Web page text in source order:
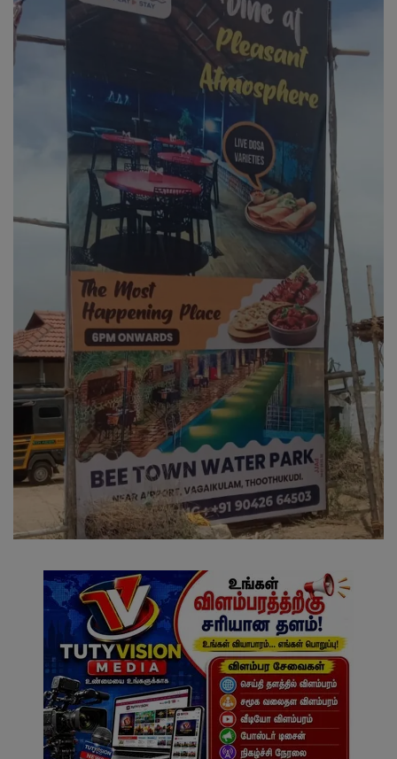
வேலைவாய்ப்பு
சட்டமன்ற தேர்தல் 2026
தொழில்நுட்பம்
மக்கள் புகார்கள்
சிறப்பு செய்திகள்